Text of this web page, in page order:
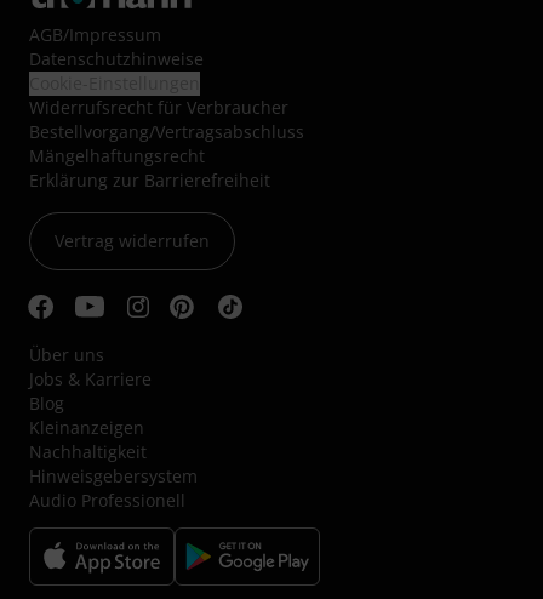
AGB/Impressum
Datenschutzhinweise
Widerrufsrecht für Verbraucher
Bestellvorgang/Vertragsabschluss
Mängelhaftungsrecht
Erklärung zur Barrierefreiheit
Vertrag widerrufen
Über uns
Jobs & Karriere
Blog
Kleinanzeigen
Nachhaltigkeit
Hinweisgebersystem
Audio Professionell